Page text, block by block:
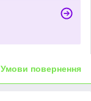
Умови повернення